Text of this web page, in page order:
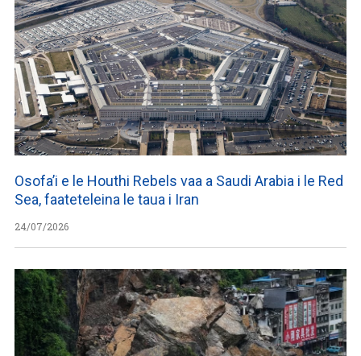
Osofa’i e le Houthi Rebels vaa a Saudi Arabia i le Red
Sea, faateteleina le taua i Iran
24/07/2026